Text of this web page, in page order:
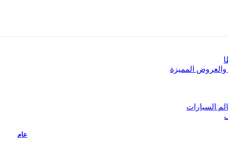
المميزة
السيارات
عام